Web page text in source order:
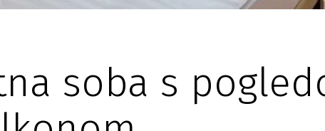
soba s